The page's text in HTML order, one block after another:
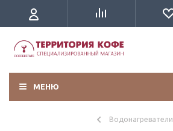
МЕНЮ
Водонагреватели